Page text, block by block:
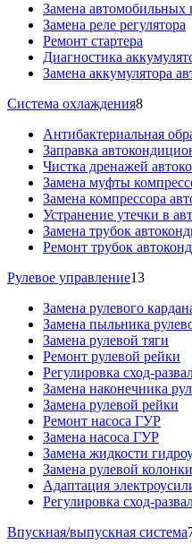
Замена автомобильных
Замена реле регулятора
Ремонт стартера
Диагностика
Замена аккумулятора
Система охлаждения8
Антибактериальная
Заправка
Чистка дренажей
Замена муфты
Замена компрессора
Устранение утечки в
Замена трубок
Ремонт трубок
Рулевое управление13
Замена рулевого
Замена пыльника
Замена рулевой тяги
Ремонт рулевой рейки
Регулировка сход-
Замена наконечника
Замена рулевой рейки
Ремонт насоса ГУР
Замена насоса ГУР
Замена жидкости
Замена рулевой колонки
Адаптация
Регулировка сход-
Впускная/выпускная система